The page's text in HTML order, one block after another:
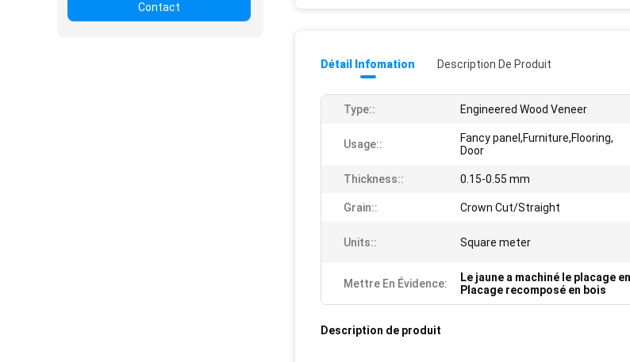
Contact
Détail Infomation Description De Produit
Type:: Engineered Wood Veneer
Usage::
Fancy panel,Furniture,Flooring,
Door
Thickness:: 0.15-0.55 mm
Grain:: Crown Cut/Straight
Units:: Square meter
Mettre En Évidence: Le jaune a machiné le placage
Placage recomposé en bois
Description de produit